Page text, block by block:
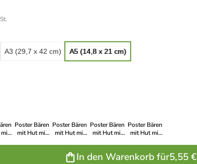
A3 (29,7 x 42 cm) A5 (14,8 x 21 cm)
Poster Bären
mit Hut mit
Poster Bären
mit Hut mit
Poster Bären
mit Hut mit
Poster Bären
mit Hut mit
In den Warenkorb für5,55 €